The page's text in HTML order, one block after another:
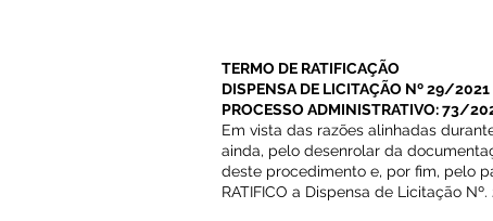
TERMO DE RATIFICAÇÃO
DISPENSA DE LICITAÇÃO Nº 29/2021
PROCESSO ADMINISTRATIVO: 73/
Em vista das razões alinhadas
ainda, pelo desenrolar da
deste procedimento e, por fim, pelo
RATIFICO a Dispensa de Licitação Nº.